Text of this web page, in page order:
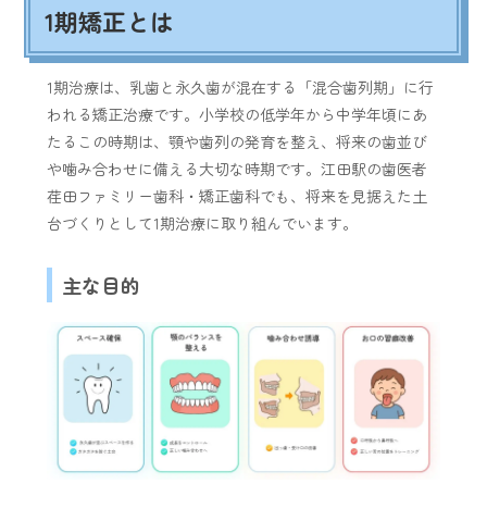
1期矯正とは
1期治療は、乳歯と永久歯が混在する「混合歯列期」に行
われる矯正治療です。小学校の低学年から中学年頃にあ
たるこの時期は、顎や歯列の発育を整え、将来の歯並び
や噛み合わせに備える大切な時期です。江田駅の歯医者
荏田ファミリー歯科・矯正歯科でも、将来を見据えた土
台づくりとして1期治療に取り組んでいます。
主な目的